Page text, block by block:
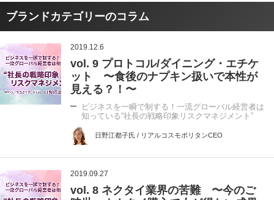
ブランドカテゴリーのコラム
2019.12.6
vol. 9 プロトコル/ダイニング・エチケ
ット 〜食後のナプキン扱いで本性が
見える？！〜
ビジネスを一瞬で制する！一流グローバル経営者は
知っている“社長の戦略印象リスクマネジメント”
日野江都子氏 / リアルコスモポリタンCEO
2019.09.27
vol. 8 ネクタイ業界の苦難 〜今のご